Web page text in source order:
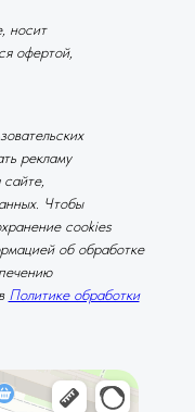
рекламу
Чтобы
cookies
об обработке
Политике обработки
носит
офертой,